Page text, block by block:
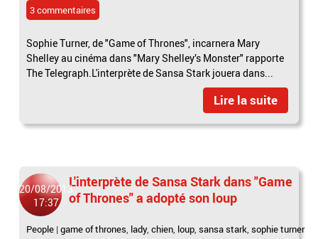
3 commentaires
Sophie Turner, de "Game of Thrones", incarnera Mary
Shelley au cinéma dans "Mary Shelley’s Monster" rapporte
The Telegraph.L'interprète de Sansa Stark jouera dans...
Lire la suite
20/08/2013
17:37
L'interprète de Sansa Stark dans "Game
of Thrones" a adopté son loup
People |game of thrones, lady,chien, loup,sansa stark,sophie turner